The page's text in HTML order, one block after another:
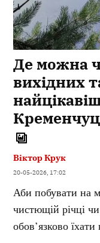
Де можна
вихідних
Віктор Крук
20-05-2026, 17:02
Аби побувати на
чистющій річці
обов’язково